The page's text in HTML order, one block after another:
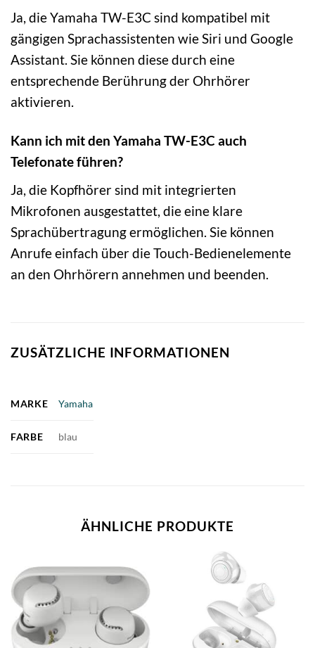
Ja, die Yamaha TW-E3C sind kompatibel mit
gängigen Sprachassistenten wie Siri und Google
Assistant. Sie können diese durch eine
entsprechende Berührung der Ohrhörer
aktivieren.
Kann ich mit den Yamaha TW-E3C auch
Telefonate führen?
Ja, die Kopfhörer sind mit integrierten
Mikrofonen ausgestattet, die eine klare
Sprachübertragung ermöglichen. Sie können
Anrufe einfach über die Touch-Bedienelemente
an den Ohrhörern annehmen und beenden.
ZUSÄTZLICHE INFORMATIONEN
MARKE Yamaha
FARBE blau
ÄHNLICHE PRODUKTE